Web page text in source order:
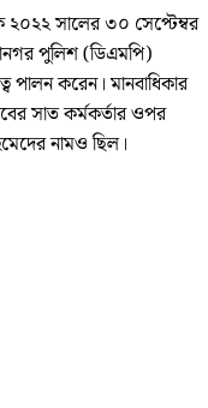
সালের ৩০ সেপ্টেম্বর
পুলিশ (ডিএমপি)
পালন করেন। মানবাধিকার
সাত কর্মকর্তার ওপর
নামও ছিল।